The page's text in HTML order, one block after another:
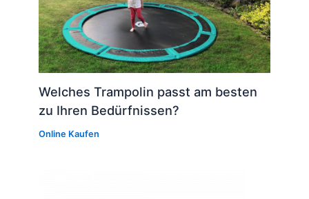
Welches Trampolin passt am besten
zu Ihren Bedürfnissen?
Online Kaufen